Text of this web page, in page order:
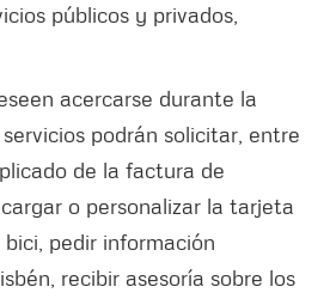
públicos y privados,
acercarse durante la
podrán solicitar, entre
de la factura de
o personalizar la tarjeta
pedir información
recibir asesoría sobre los